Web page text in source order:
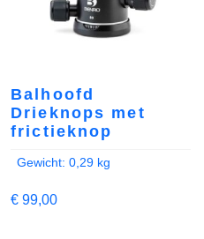
Balhoofd
Drieknops met
frictieknop
Gewicht: 0,29 kg
€ 99,00